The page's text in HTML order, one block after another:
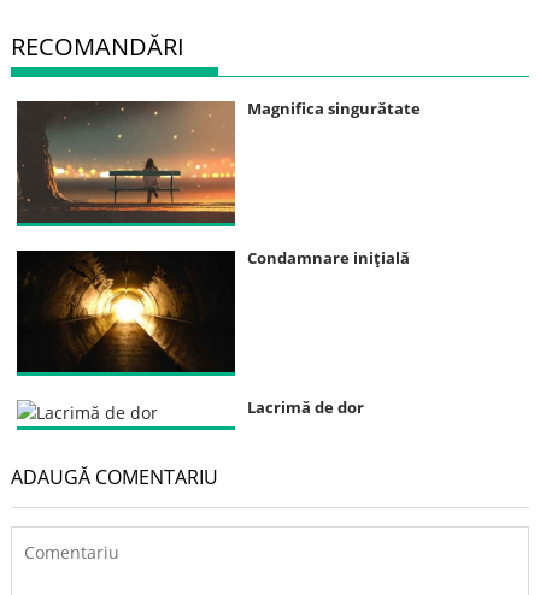
RECOMANDĂRI
Magnifica singurătate
Condamnare iniţială
Lacrimă de dor
ADAUGĂ COMENTARIU